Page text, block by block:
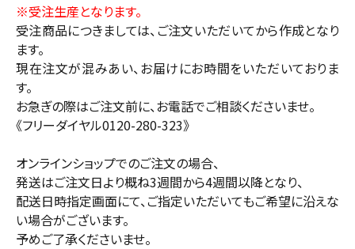
※受注生産となります。
受注商品につきましては、ご注文いただいてから作成となり
ます。
現在注文が混みあい、お届けにお時間をいただいておりま
す。
お急ぎの際はご注文前に、お電話でご相談くださいませ。
《フリーダイヤル0120-280-323》
オンラインショップでのご注文の場合、
発送はご注文日より概ね3週間から4週間以降となり、
配送日時指定画面にて、ご指定いただいてもご希望に沿えな
い場合がございます。
予めご了承くださいませ。